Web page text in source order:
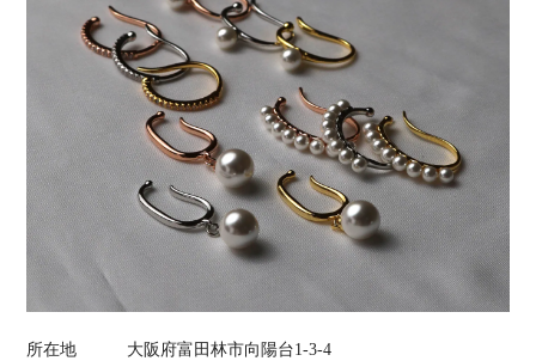
所在地
大阪府富田林市向陽台1-3-4